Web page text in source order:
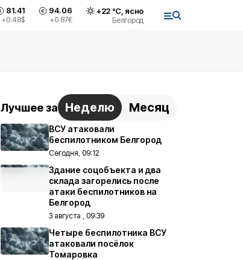
81.41
+0.48$
94.06
+0.87€
+22°С, ясно
Белгород
Лучшее за Неделю Месяц
ВСУ атаковали
беспилотником Белгород
Сегодня, 09:12
Здание соцобъекта и два
склада загорелись после
атаки беспилотников на
Белгород
3 августа , 09:39
Четыре беспилотника ВСУ
атаковали посёлок
Томаровка